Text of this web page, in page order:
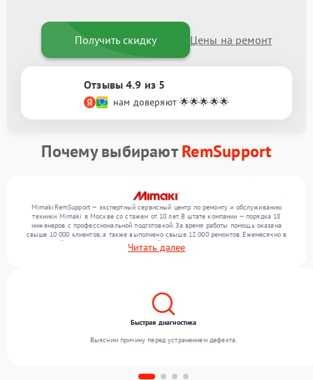
Получить скидку Цены на ремонт
Отзывы 4.9 из 5
нам доверяют 🌟🌟🌟🌟🌟
Почему выбираютRemSupport
MimakiRemSupport — экспертный сервисный центр по ремонту и обслуживанию
техники Mimaki в Москве со стажем от 10 лет. В штате компании — порядка 18
инженеров с профессиональной подготовкой. За время работы помощь оказана
свыше 10 000 клиентов, а также выполнено свыше 12 000 ремонтов. Ежемесячно в
сервисный центр поступает от 300 устройств, включая , , . Мы выполняем ремонт
различного уровня сложности и поддерживаем высокий стандарт качества благодаря
Читать далее
Быстрая диагностика
Выясним причину перед устранением дефекта.